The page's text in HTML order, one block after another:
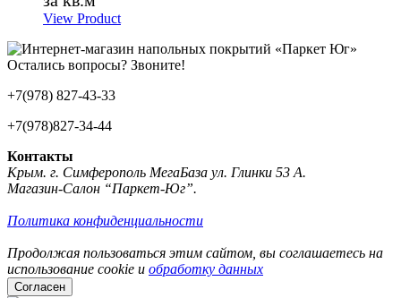
View Product
Остались вопросы? Звоните!
+7(978) 827-43-33
+7(978)827-34-44
Контакты
Крым. г. Симферополь МегаБаза ул. Глинки 53 А.
Магазин-Салон “Паркет-Юг”.
Политика конфиденциальности
Продолжая пользоваться этим сайтом, вы соглашаетесь на
использование cookie и обработку данных
Согласен